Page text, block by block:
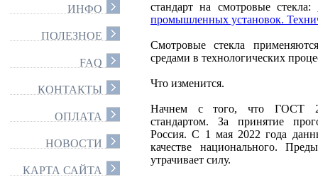
ИНФО
ПОЛЕЗНОЕ
FAQ
КОНТАКТЫ
ОПЛАТА
НОВОСТИ
КАРТА САЙТА
стандарт на смотровые стекла:
промышленных установок.
Смотровые стекла
средами в технологических
Что изменится.
Начнем с того, что ГОСТ
стандартом. За принятие
Россия. С 1 мая 2022 года
качестве национального.
утрачивает силу.